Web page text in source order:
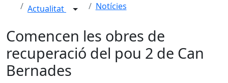
Actualitat Notícies
Comencen les obres de
recuperació del pou 2 de Can
Bernades